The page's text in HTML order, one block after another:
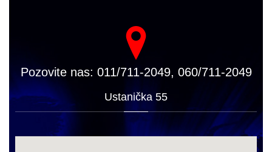
Pozovite nas: 011/711-2049, 060/711-2049
Ustanička 55